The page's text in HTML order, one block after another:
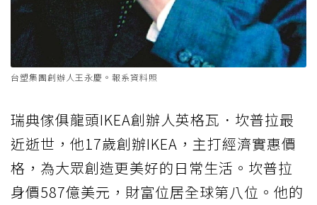
台塑集團創辦人王永慶。報系資料照
瑞典傢俱龍頭IKEA創辦人英格瓦．坎普拉最
近逝世，他17歲創辦IKEA，主打經濟實惠價
格，為大眾創造更美好的日常生活。坎普拉
身價587億美元，財富位居全球第八位。他的